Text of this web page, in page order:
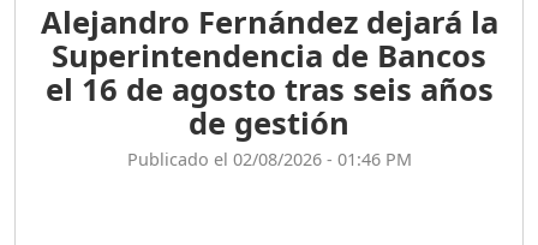
Alejandro Fernández dejará la
Superintendencia de Bancos
el 16 de agosto tras seis años
de gestión
Publicado el 02/08/2026 - 01:46 PM